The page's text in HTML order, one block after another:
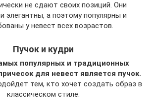
не сдают своих позиций. Они
элегантны, а поэтому популярны и
у невест всех возрастов.
Пучок и кудри
популярных и традиционных
для невест является пучок.
тем, кто хочет создать образ в
классическом стиле.